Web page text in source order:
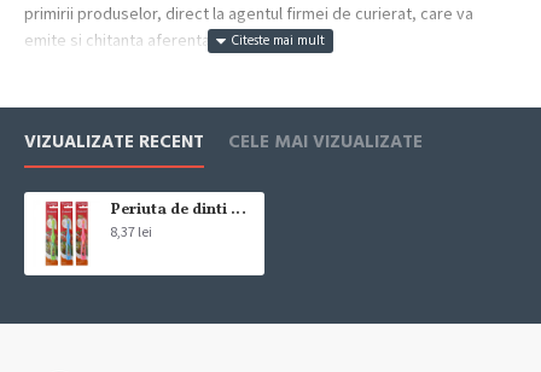
primirii produselor, direct la agentul firmei de curierat, care va
emite si chitanta aferenta incasarii.
pana in ora 12:00 de luni pana vineri. In cazul in care comanda a fost
facuta dupa ora 12:00, sambata sau duminica ne angajam sa
trimitem comanda in prima zi lucratoare.
VIZUALIZATE RECENT CELE MAI VIZUALIZATE
Periuta de dinti Colgate Kids verde/roz/albastra/buc varsta 2+
8,37 lei